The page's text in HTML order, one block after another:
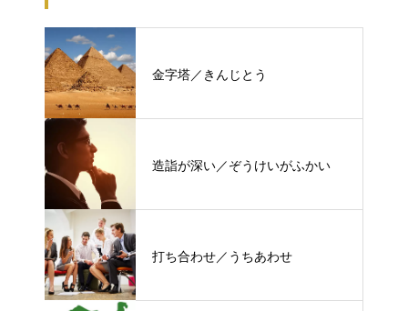
金字塔／きんじとう
造詣が深い／ぞうけいがふかい
打ち合わせ／うちあわせ